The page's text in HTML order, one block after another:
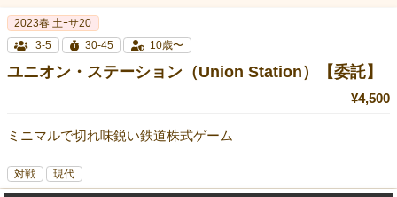
2023春 土ｰサ20
3-5
30-45 10歳〜
ユニオン・ステーション（Union Station）【委託】
¥4,500
ミニマルで切れ味鋭い鉄道株式ゲーム
対戦 現代